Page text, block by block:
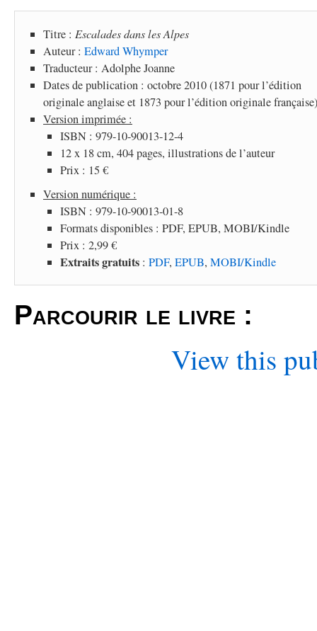
Titre : Escalades dans les Alpes
Auteur : Edward Whymper
Traducteur : Adolphe Joanne
Dates de publication : octobre 2010 (1871 pour l’édition
originale anglaise et 1873 pour l’édition originale française)
Version imprimée :
ISBN : 979-10-90013-12-4
12 x 18 cm, 404 pages, illustrations de l’auteur
Prix : 15 €
Version numérique :
ISBN : 979-10-90013-01-8
Formats disponibles : PDF, EPUB, MOBI/Kindle
Prix : 2,99 €
Extraits gratuits : PDF, EPUB, MOBI/Kindle
Parcourir le livre :
View this